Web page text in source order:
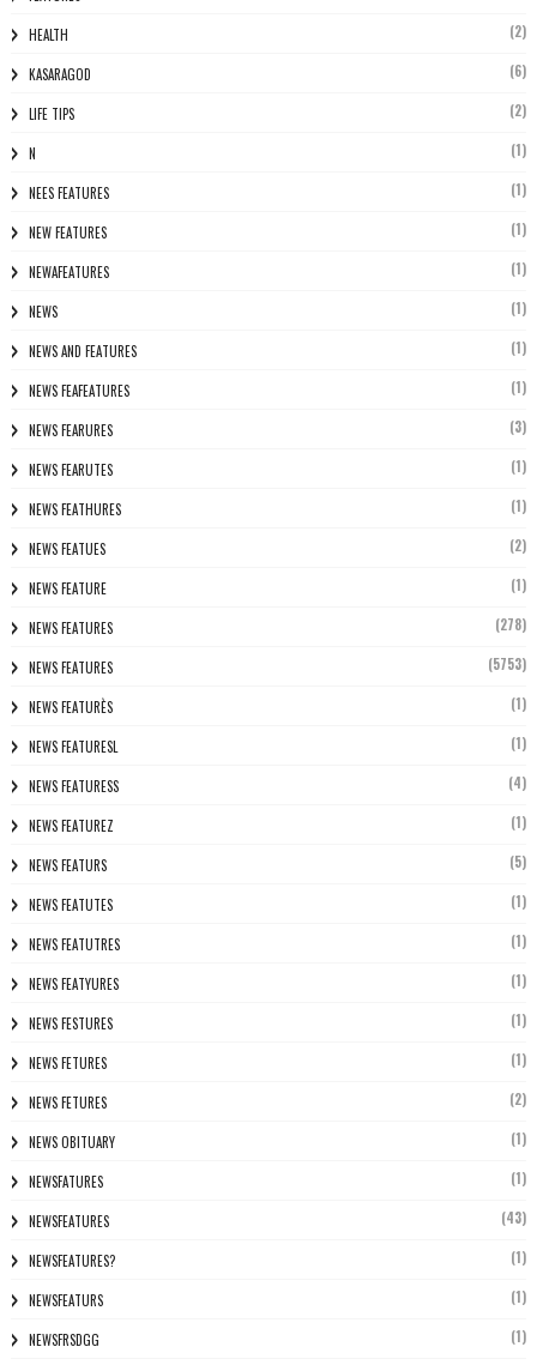
HEALTH (2)
KASARAGOD (6)
LIFE TIPS (2)
N (1)
NEES FEATURES (1)
NEW FEATURES (1)
NEWAFEATURES (1)
NEWS (1)
NEWS AND FEATURES (1)
NEWS FEAFEATURES (1)
NEWS FEARURES (3)
NEWS FEARUTES (1)
NEWS FEATHURES (1)
NEWS FEATUES (2)
NEWS FEATURE (1)
NEWS FEATURES (278)
NEWS FEATURES (5753)
NEWS FEATURÈS (1)
NEWS FEATURESL (1)
NEWS FEATURESS (4)
NEWS FEATUREZ (1)
NEWS FEATURS (5)
NEWS FEATUTES (1)
NEWS FEATUTRES (1)
NEWS FEATYURES (1)
NEWS FESTURES (1)
NEWS FETURES (1)
NEWS FETURES (2)
NEWS OBITUARY (1)
NEWSFATURES (1)
NEWSFEATURES (43)
NEWSFEATURES? (1)
NEWSFEATURS (1)
NEWSFRSDGG (1)